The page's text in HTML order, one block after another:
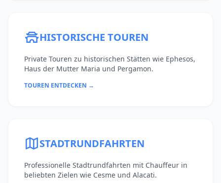
HISTORISCHE TOUREN
Private Touren zu historischen Stätten wie Ephesos,
Haus der Mutter Maria und Pergamon.
TOUREN ENTDECKEN →
STADTRUNDFAHRTEN
Professionelle Stadtrundfahrten mit Chauffeur in
beliebten Zielen wie Cesme und Alacati.